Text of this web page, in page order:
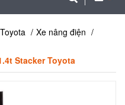
Xe nâng điện
Stacker Toyota